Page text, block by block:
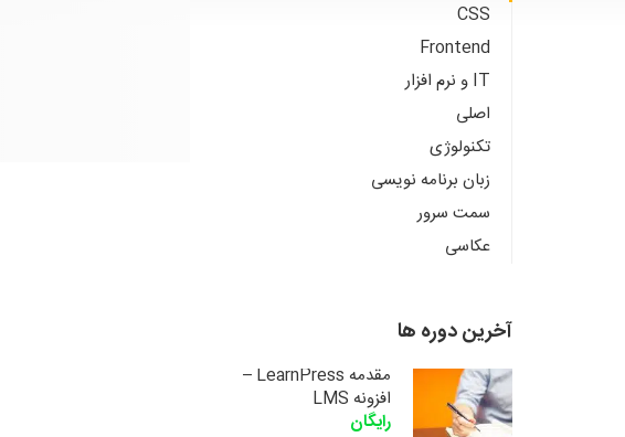
CSS
Frontend
IT و نرم افزار
اصلی
تکنولوژی
زبان برنامه نویسی
سمت سرور
عکاسی
آخرین دوره ها
مقدمه LearnPress –
افزونه LMS
رایگان